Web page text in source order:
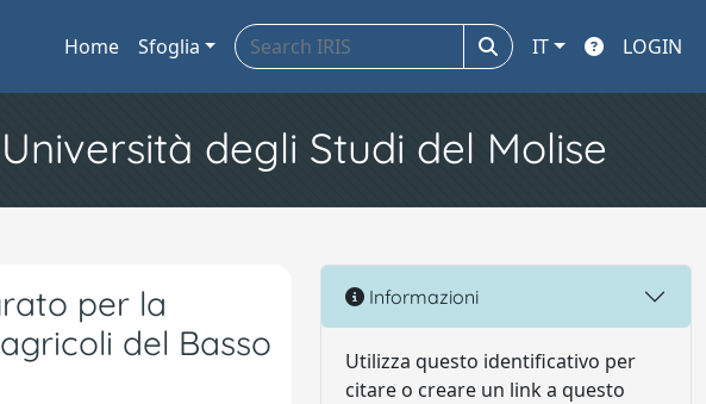
Home Sfoglia IT LOGIN
degli Studi del Molise
per la
del Basso
Informazioni
Utilizza questo identificativo per
citare o creare un link a questo